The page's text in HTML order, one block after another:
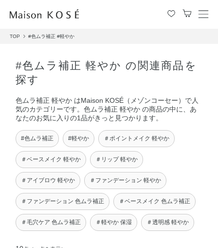
メ
TOP #色ムラ補正 #軽やか
#色ムラ補正 軽やか の関連商品を
探す
色ムラ補正 軽やか はMaison KOSÉ（メゾンコーセー）で人
気のカテゴリーです。色ムラ補正 軽やか の商品の中に、あ
なたのお気に入りの1品がきっと見つかります。
#色ムラ補正 #軽やか ＃ポイントメイク 軽やか
＃ベースメイク 軽やか ＃リップ 軽やか
＃アイブロウ 軽やか ＃ファンデーション 軽やか
＃ファンデーション 色ムラ補正 ＃ベースメイク 色ムラ補正
＃毛穴ケア 色ムラ補正 ＃軽やか 保湿 ＃透明感 軽やか